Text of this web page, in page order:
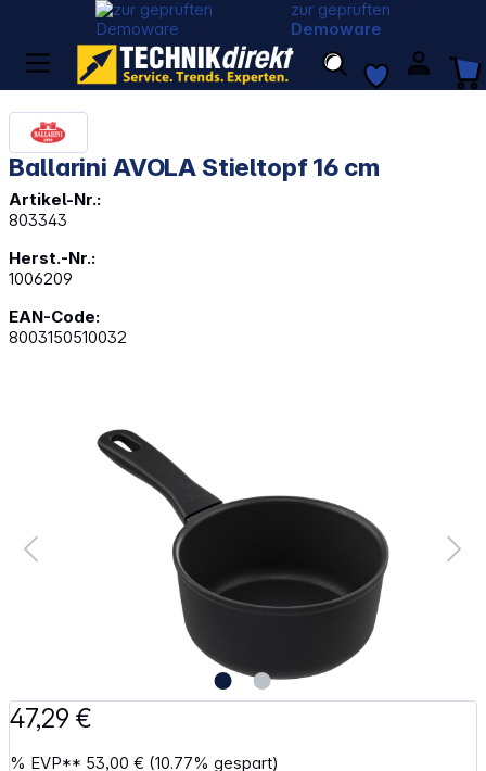
zur geprüften
Demoware
Ballarini AVOLA Stieltopf 16 cm
Artikel-Nr.:
803343
Herst.-Nr.:
1006209
EAN-Code:
8003150510032
47,29 €
% EVP** 53,00 € (10.77% gespart)